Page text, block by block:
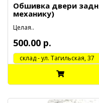
Обшивка двери
механику)
Целая..
500.00 р.
cклад - ул. Тагильская, 37